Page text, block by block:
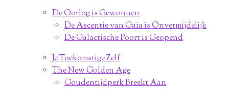
De Oorlog is Gewonnen
De Ascentie van Gaia is Onvermijdelijk
De Galactische Poort is Geopend
Je Toekomstige Zelf
The New Golden Age
Goudentijdperk Breekt Aan